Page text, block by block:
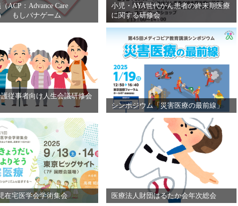
ACP：Advance Care
もしバナゲーム
小児・AYA世代がん患者の終末期医療
に関する研修会
護従事者向け人生会議研修会
シンポジウム「災害医療の最前線」
在宅医学会学術集会 医療法人財団はるたか会年次総会